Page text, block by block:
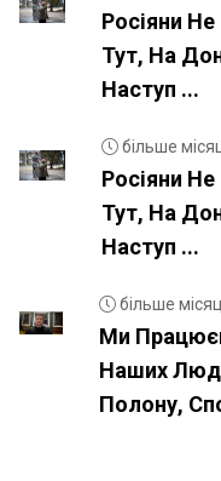
Росіяни
Тут, На
Наступ ...
більше
Росіяни
Тут, На
Наступ ...
більше
Ми
Наших
Полону,